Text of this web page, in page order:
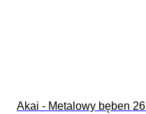
Akai - Metalowy bęben 26